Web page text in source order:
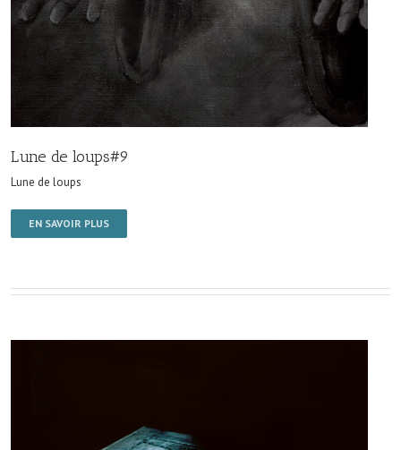
Lune de loups#9
Lune de loups
EN SAVOIR PLUS